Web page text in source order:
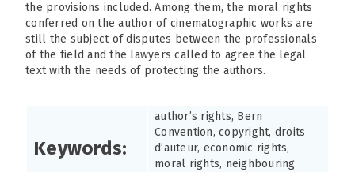
the provisions included. Among them, the moral rights
conferred on the author of cinematographic works are
still the subject of disputes between the professionals
of the field and the lawyers called to agree the legal
text with the needs of protecting the authors.
Keywords:
author’s rights, Bern
Convention, copyright, droits
d’auteur, economic rights,
moral rights, neighbouring